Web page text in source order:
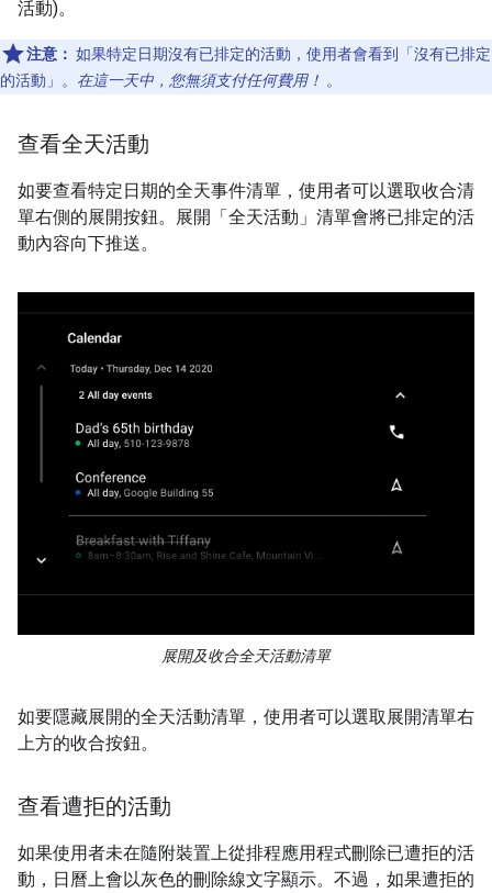
活動)。
注意： 如果特定日期沒有已排定的活動，使用者會看到「沒有已排定
的活動」。 在這一天中，您無須支付任何費用！ 。
查看全天活動
如要查看特定日期的全天事件清單，使用者可以選取收合清
單右側的展開按鈕。展開「全天活動」清單會將已排定的活
動內容向下推送。
展開及收合全天活動清單
如要隱藏展開的全天活動清單，使用者可以選取展開清單右
上方的收合按鈕。
查看遭拒的活動
如果使用者未在隨附裝置上從排程應用程式刪除已遭拒的活
動，日曆上會以灰色的刪除線文字顯示。不過，如果遭拒的